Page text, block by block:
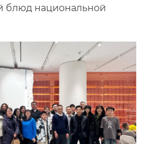
блюд национальной